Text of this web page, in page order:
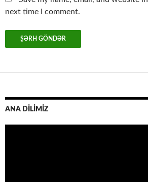
next time I comment.
ANA DİLİMİZ